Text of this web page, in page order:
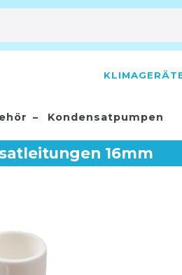
Kondensatpumpen
16mm